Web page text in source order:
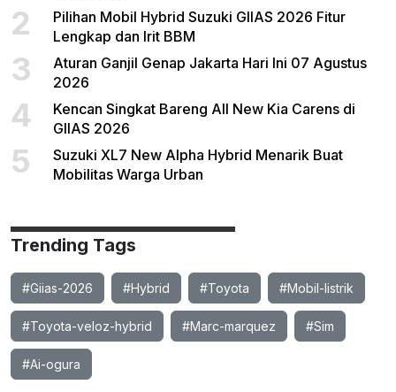
2
Pilihan Mobil Hybrid Suzuki GIIAS 2026 Fitur
Lengkap dan Irit BBM
3
Aturan Ganjil Genap Jakarta Hari Ini 07 Agustus
2026
4
Kencan Singkat Bareng All New Kia Carens di
GIIAS 2026
5
Suzuki XL7 New Alpha Hybrid Menarik Buat
Mobilitas Warga Urban
Trending Tags
#Giias-2026 #Hybrid #Toyota #Mobil-listrik
#Toyota-veloz-hybrid #Marc-marquez #Sim
#Ai-ogura